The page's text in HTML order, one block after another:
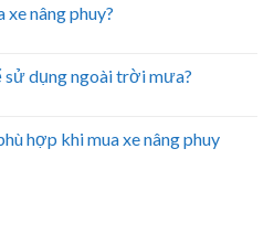
xe nâng phuy?
sử dụng ngoài trời mưa?
hợp khi mua xe nâng phuy